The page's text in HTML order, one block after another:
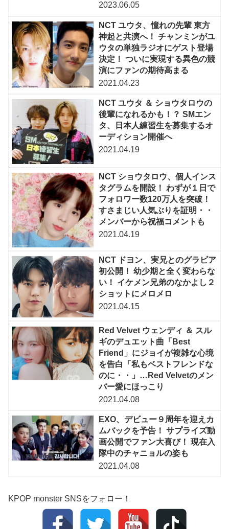
2023.06.05
NCT ユウタ、憧れの先輩 東方
神起と共演へ！ チャンミンがユ
ウタの単独ラジオにゲスト登場
決定！ ついに実現する異色の競
演にファンの期待高まる
2021.04.23
NCT ユウタ ＆ ショウタロウの
後輩になれるかも！？ SMエン
タ、日本人練習生を募集するオ
ーディション開催へ
2021.04.19
NCT ショウタロウ、個人インス
タグラムを開設！ わずが１日で
フォロワー数120万人を突破！
すさまじい人気ぶりを証明・・
メンバーから祝福コメントも
2021.04.19
NCT ドヨン、実兄とのグラビア
初公開！ 幼少期と全く変わらな
い！ イケメン兄弟のなかよし２
ショットにメロメロ
2021.04.15
Red Velvet ウェンディ ＆ スル
ギのデュエット曲「Best
Friend」にジョイが複雑な心境
を告白「私もベストフレンドな
のに・・」…Red Velvetのメン
バー愛にほっこり
2021.04.08
EXO、デビュー９周年を迎えカ
ムバックを予告！ サプライズ動
画公開でファン大喜び！ 現在入
隊中のチャニョルの姿も
2021.04.08
KPOP monster SNSをフォロー！